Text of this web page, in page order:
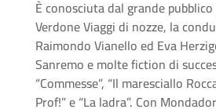
È conosciuta dal grande
Verdone Viaggi di nozze, la
Raimondo Vianello ed Eva
Sanremo e molte fiction di
“Commesse”, “Il maresciallo
Prof!” e “La ladra”. Con